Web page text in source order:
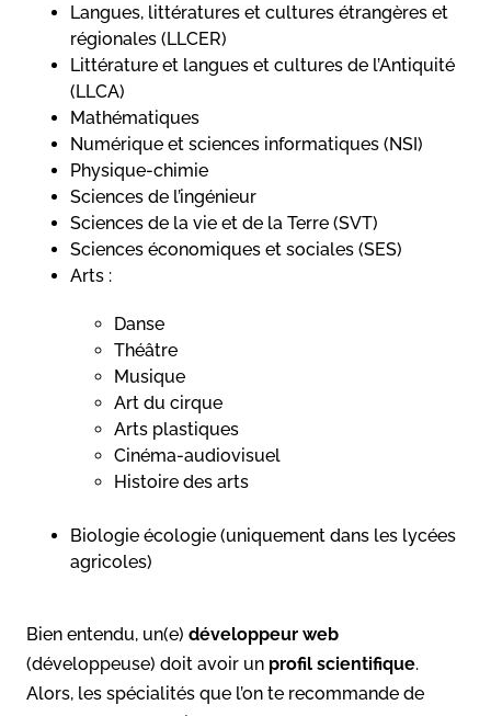
Langues, littératures et cultures étrangères et
régionales (LLCER)
Littérature et langues et cultures de l’Antiquité
(LLCA)
Mathématiques
Numérique et sciences informatiques (NSI)
Physique-chimie
Sciences de l’ingénieur
Sciences de la vie et de la Terre (SVT)
Sciences économiques et sociales (SES)
Arts :
Danse
Théâtre
Musique
Art du cirque
Arts plastiques
Cinéma-audiovisuel
Histoire des arts
Biologie écologie (uniquement dans les lycées
agricoles)
Bien entendu, un(e) développeur web
(développeuse) doit avoir un profil scientifique.
Alors, les spécialités que l’on te recommande de